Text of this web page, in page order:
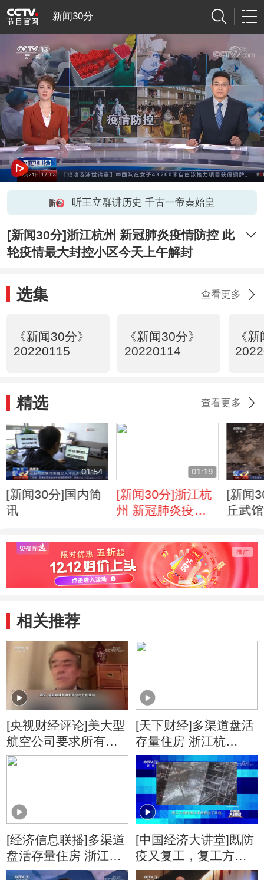
新闻30分
听王立群讲历史 千古一帝秦始皇
[新闻30分]浙江杭州 新冠肺炎疫情防控 此
轮疫情最大封控小区今天上午解封
选集 查看更多
《新闻30分》
20220115
《新闻30分》
20220114
《
精选 查看更多
01:54
[新闻30分]国内简
讯
01:19
[新闻30分]浙江杭
州 新冠肺炎疫情
大封控小区今天上
午解封
[新闻
丘武
香不
31人
相关推荐
[央视财经评论]美大型
航空公司要求所有乘
客戴口罩
[天下财经]多渠道盘活
存量住房 浙江杭
州：“以购代建”筹集保
障性租赁住房
[经济信息联播]多渠道
盘活存量住房 浙江杭
州：存量房源转化 保
[中国经济大讲堂]既防
疫又复工，复工方式
也创新